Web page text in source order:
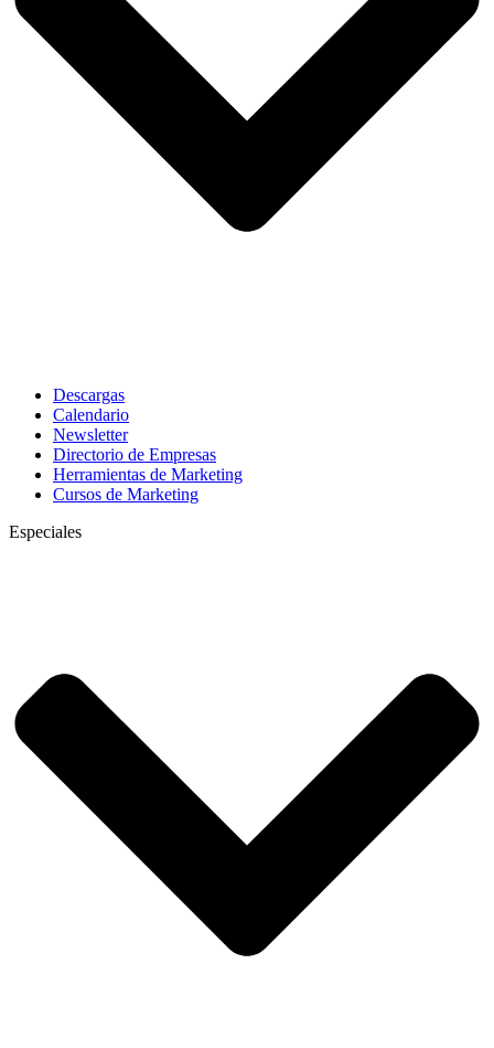
Descargas
Calendario
Newsletter
Directorio de Empresas
Herramientas de Marketing
Cursos de Marketing
Especiales